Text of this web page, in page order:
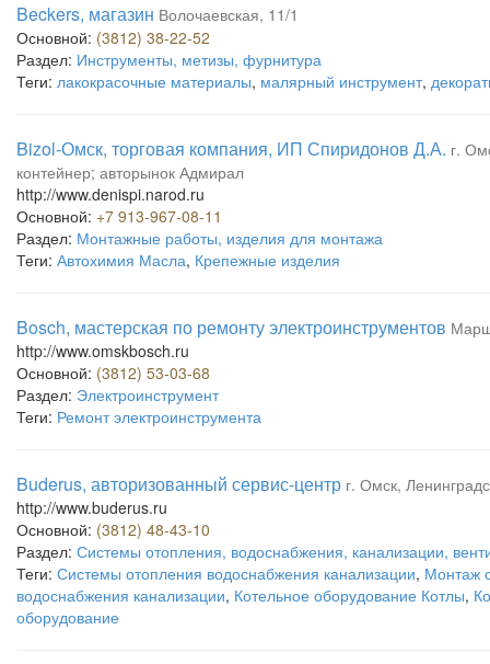
Beckers, магазин Волочаевская, 11/1
Основной: (3812) 38-22-52
Раздел: Инструменты, метизы, фурнитура
Теги: лакокрасочные материалы, малярный инструмент,
Bizol-Омск, торговая компания, ИП Спиридонов Д.А. г.
контейнер; авторынок Адмирал
http://www.denispi.narod.ru
Основной: +7 913-967-08-11
Раздел: Монтажные работы, изделия для монтажа
Теги: Автохимия Масла, Крепежные изделия
Bosch, мастерская по ремонту электроинструментов
http://www.omskbosch.ru
Основной: (3812) 53-03-68
Раздел: Электроинструмент
Теги: Ремонт электроинструмента
Buderus, авторизованный сервис-центр г. Омск,
http://www.buderus.ru
Основной: (3812) 48-43-10
Раздел: Системы отопления, водоснабжения, канализации,
Теги: Системы отопления водоснабжения канализации, Монтаж
водоснабжения канализации, Котельное оборудование Котлы,
оборудование